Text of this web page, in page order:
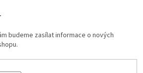
budeme zasílat informace o nových